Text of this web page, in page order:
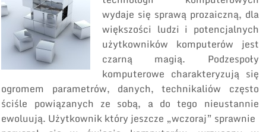
wydaje się sprawą prozaiczną, dla
większości ludzi i potencjalnych
użytkowników komputerów jest
czarną magią. Podzespoły
komputerowe charakteryzują się
ogromem parametrów, danych, technikaliów często
ściśle powiązanych ze sobą, a do tego nieustannie
ewoluują. Użytkownik który jeszcze „wczoraj” sprawnie